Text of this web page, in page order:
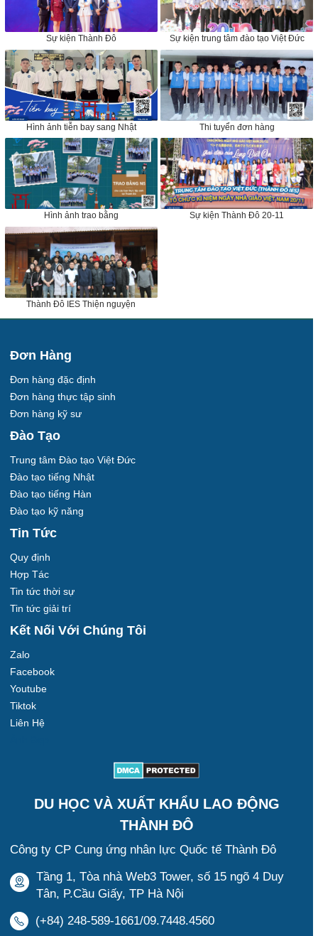
Sự kiện Thành Đô Sự kiện trung tâm đào tạo Việt Đức
Hình ảnh tiễn bay sang Nhật Thi tuyển đơn hàng
Hình ảnh trao bằng Sự kiện Thành Đô 20-11
Thành Đô IES Thiện nguyện
Đơn Hàng
Đơn hàng đặc định
Đơn hàng thực tập sinh
Đơn hàng kỹ sư
Đào Tạo
Trung tâm Đào tạo Việt Đức
Đào tạo tiếng Nhật
Đào tạo tiếng Hàn
Đào tạo kỹ năng
Tin Tức
Quy định
Hợp Tác
Tin tức thời sự
Tin tức giải trí
Kết Nối Với Chúng Tôi
Zalo
Facebook
Youtube
Tiktok
Liên Hệ
DU HỌC VÀ XUẤT KHẨU LAO ĐỘNG
THÀNH ĐÔ
Công ty CP Cung ứng nhân lực Quốc tế Thành Đô
Tầng 1, Tòa nhà Web3 Tower, số 15 ngõ 4 Duy
Tân, P.Cầu Giấy, TP Hà Nội
(+84) 248-589-1661/09.7448.4560